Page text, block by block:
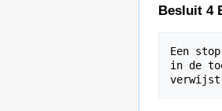
Besluit 4
Een
in de